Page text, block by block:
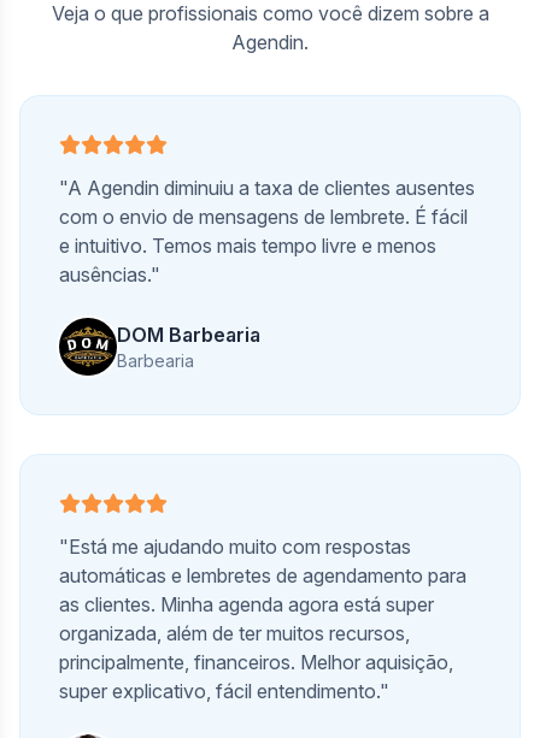
Veja o que profissionais como você dizem sobre a
Agendin.
"A Agendin diminuiu a taxa de clientes ausentes
com o envio de mensagens de lembrete. É fácil
e intuitivo. Temos mais tempo livre e menos
ausências."
DOM Barbearia
Barbearia
"Está me ajudando muito com respostas
automáticas e lembretes de agendamento para
as clientes. Minha agenda agora está super
organizada, além de ter muitos recursos,
principalmente, financeiros. Melhor aquisição,
super explicativo, fácil entendimento."